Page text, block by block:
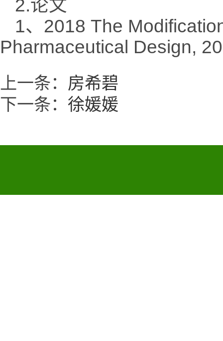
2.论文
1、2018 The
Pharmaceutical Design,
上一条： 房希碧
下一条： 徐媛媛